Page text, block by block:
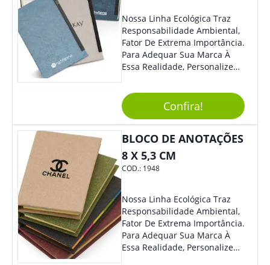
Nossa Linha Ecológica Traz
Responsabilidade Ambiental,
Fator De Extrema Importância.
Para Adequar Sua Marca À
Essa Realidade, Personalize
Anotações Com Post-It E
Caneta. Elaborado A Partir De
Material Reciclado, O Brinde
Também É Prático, Tornando-
Se Assim Excelente Para Uso
Cotidiano. Perfeito, Não É?!
Confira!
BLOCO DE ANOTAÇÕES
8 X 5,3 CM
COD.: 1948
Nossa Linha Ecológica Traz
Responsabilidade Ambiental,
Fator De Extrema Importância.
Para Adequar Sua Marca À
Essa Realidade, Personalize